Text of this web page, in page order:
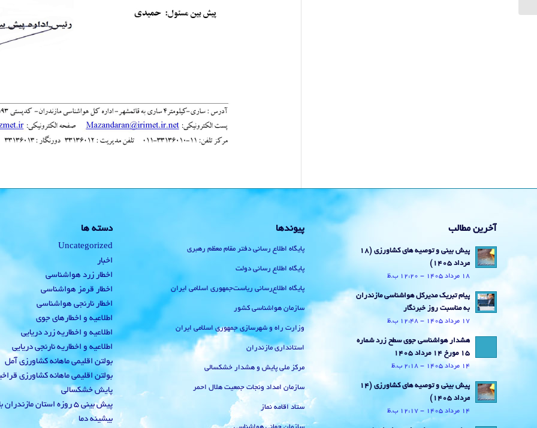
آخرین مطالب
پیش بینی و توصیه های کشاورزی (18
مرداد ۱۴۰۵)
18 مرداد 1405 - 12:20 ب.ظ
پیام تبریک مدیرکل هواشناسی مازندران
به مناسبت روز خبرنگار
17 مرداد 1405 - 12:48 ب.ظ
هشدار هواشناسی جوی سطح زرد شماره
15 مورخ 14 مرداد 1405
14 مرداد 1405 - 2:18 ب.ظ
پیش بینی و توصیه های کشاورزی (14
مرداد ۱۴۰۵)
14 مرداد 1405 - 12:17 ب.ظ
پیوندها
پایگاه اطلاع رسانی دفتر مقام معظم رهبری
پایگاه اطلاع رسانی دولت
پایگاه اطلاع‌رسانی ریاست‌جمهوری اسلامی ایران
سازمان هواشناسی کشور
وزارت راه و شهرسازی جمهوری اسلامی ایران
استانداری مازندران
مرکز ملی پایش و هشدار خشکسالی
سازمان امداد ونجات جمعیت هلال احمر
ستاد اقامه نماز
دسته ها
Uncategorized
اخبار
اخطار زرد هواشناسی
اخطار قرمز هواشناسی
اخطار نارنجی هواشناسی
اطلاعیه و اخطارهای جوی
اطلاعیه و اخطاریه زرد دریایی
اطلاعیه و اخطاریه نارنجی دریایی
بولتن اقلیمی ماهانه کشاورزی آمل
بولتن اقلیمی ماهانه کشاورزی
پایش خشکسالی
پیش بینی 5 روزه استان
بیشینه دما